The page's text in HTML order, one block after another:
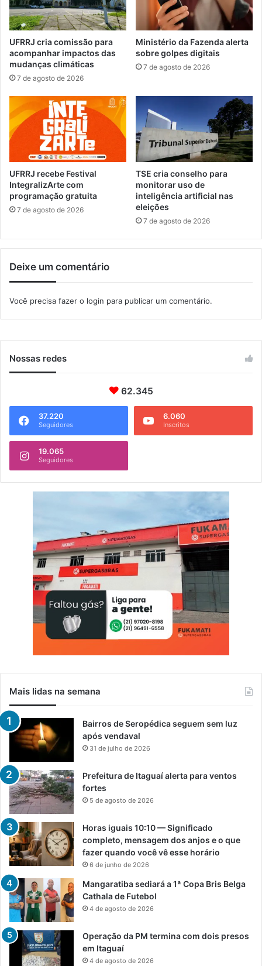
e
v
c
u
ç
ã
d
a
f
e
s
a
P
a
q
e
e
a
V
t
a
s
e
v
i
a
l
z
a
UFRRJ cria comissão para
acompanhar impactos das
mudanças climáticas
7 de agosto de 2026
Ministério da Fazenda alerta
sobre golpes digitais
7 de agosto de 2026
UFRRJ recebe Festival
IntegralizArte com
programação gratuita
7 de agosto de 2026
TSE cria conselho para
monitorar uso de
inteligência artificial nas
eleições
7 de agosto de 2026
Deixe um comentário
Você precisa fazer o login para publicar um comentário.
Nossas redes
62.345
37.220
Seguidores
6.060
Inscritos
19.065
Seguidores
Mais lidas na semana
Bairros de Seropédica seguem sem luz
após vendaval
31 de julho de 2026
Prefeitura de Itaguaí alerta para ventos
fortes
5 de agosto de 2026
Horas iguais 10:10 — Significado
completo, mensagem dos anjos e o que
fazer quando você vê esse horário
6 de junho de 2026
Mangaratiba sediará a 1ª Copa Bris Belga
Cathala de Futebol
4 de agosto de 2026
Operação da PM termina com dois presos
em Itaguaí
4 de agosto de 2026